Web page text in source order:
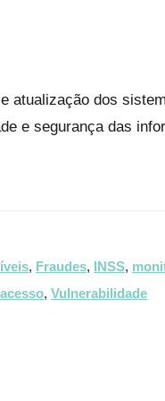
dos
e segurança das
, Fraudes, INSS,
, Vulnerabilidade